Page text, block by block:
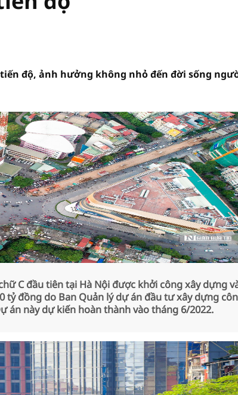
độ, ảnh hưởng không nhỏ đến đời sống
C đầu tiên tại Hà Nội được khởi công xây dựng
tỷ đồng do Ban Quản lý dự án đầu tư xây dựng
án này dự kiến hoàn thành vào tháng 6/2022.